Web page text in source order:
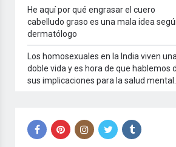
He aquí por qué engrasar el cuero
cabelludo graso es una mala idea
dermatólogo
Los homosexuales en la India viven una
doble vida y es hora de que hablemos
sus implicaciones para la salud mental.